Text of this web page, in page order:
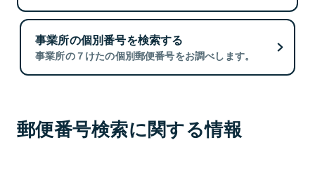
事業所の個別番号を検索する
事業所の７けたの個別郵便番号をお調べします。
郵便番号検索に関する情報